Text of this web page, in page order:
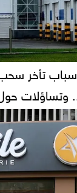
تأخر
وتساؤلات